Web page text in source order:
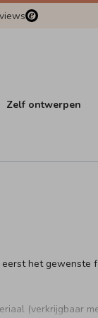
Zelf ontwerpen
eerst het gewenste
(verkrijgbaar